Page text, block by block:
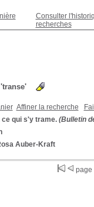
Consulter
recherches
Affiner la recherche
ce qui s'y trame. (Bulletin
Auber-Kraft
page